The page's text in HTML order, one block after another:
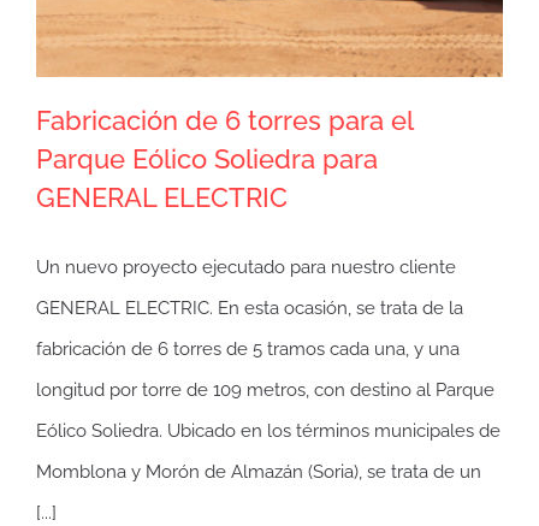
Fabricación de 6 torres para el
Parque Eólico Soliedra para
GENERAL ELECTRIC
Un nuevo proyecto ejecutado para nuestro cliente
GENERAL ELECTRIC. En esta ocasión, se trata de la
fabricación de 6 torres de 5 tramos cada una, y una
longitud por torre de 109 metros, con destino al Parque
Eólico Soliedra. Ubicado en los términos municipales de
Momblona y Morón de Almazán (Soria), se trata de un
[...]